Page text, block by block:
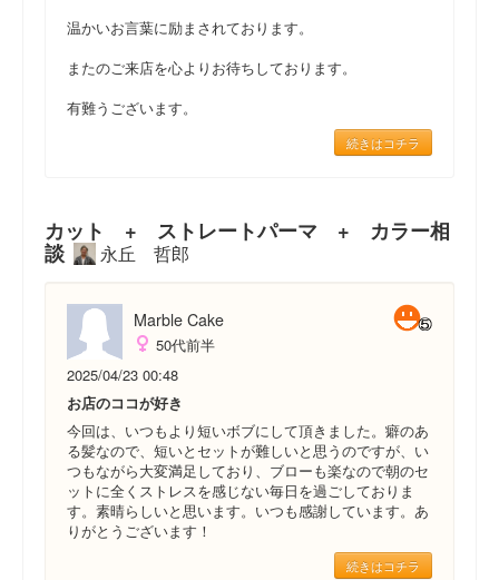
温かいお言葉に励まされております。
またのご来店を心よりお待ちしております。
有難うございます。
続きはコチラ
カット + ストレートパーマ + カラー相
談 永丘 哲郎
Marble Cake
50代前半
2025/04/23 00:48
お店のココが好き
今回は、いつもより短いボブにして頂きました。癖のあ
る髪なので、短いとセットが難しいと思うのですが、い
つもながら大変満足しており、ブローも楽なので朝のセ
ットに全くストレスを感じない毎日を過ごしておりま
す。素晴らしいと思います。いつも感謝しています。あ
りがとうございます！
続きはコチラ